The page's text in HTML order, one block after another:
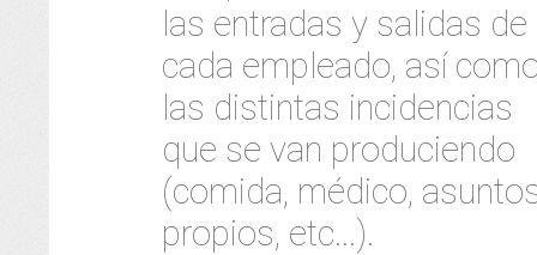
las entradas y salidas de
cada empleado, así
las distintas incidencias
que se van produciendo
(comida, médico,
propios, etc...).